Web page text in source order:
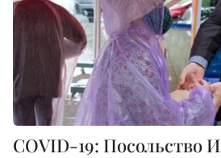
COVID-19: Посольство